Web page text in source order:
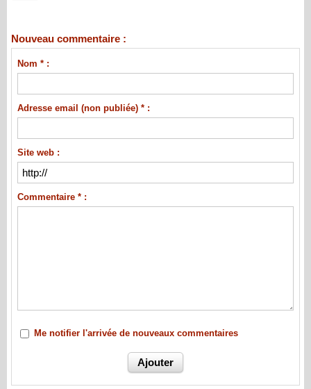
Nouveau commentaire :
Nom * :
Adresse email (non publiée) * :
Site web :
Commentaire * :
Me notifier l'arrivée de nouveaux commentaires